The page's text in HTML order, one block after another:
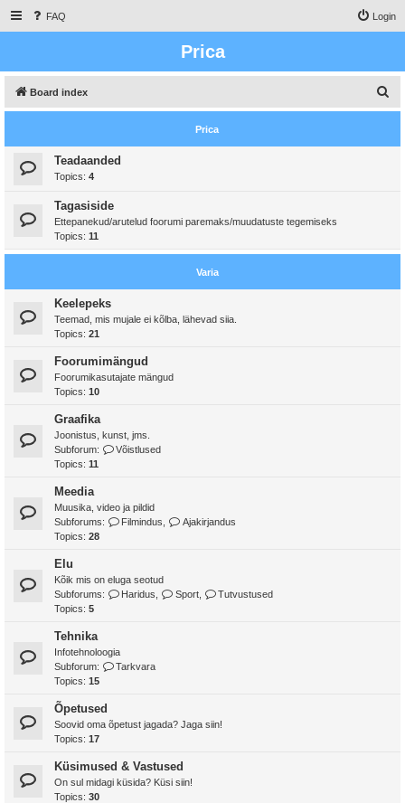
FAQ Login
Prica
Board index
e
Prica
Teadaanded
Topics: 4
Tagasiside
Ettepanekud/arutelud foorumi paremaks/muudatuste tegemiseks
Topics: 11
Varia
Keelepeks
Teemad, mis mujale ei kõlba, lähevad siia.
Topics: 21
Foorumimängud
Foorumikasutajate mängud
Topics: 10
Graafika
Joonistus, kunst, jms.
Subforum:
Võistlused
Topics: 11
Meedia
Muusika, video ja pildid
Subforums:
Filmindus
Ajakirjandus
Topics: 28
Elu
Kõik mis on eluga seotud
Subforums:
Haridus Sport,
Tutvustused
Topics: 5
Tehnika
Infotehnoloogia
Subforum:
Tarkvara
Topics: 15
Õpetused
Soovid oma õpetust jagada? Jaga siin!
Topics: 17
Küsimused & Vastused
On sul midagi küsida? Küsi siin!
Topics: 30